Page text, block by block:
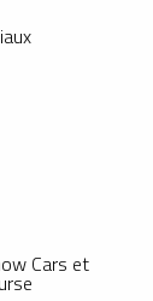
Cars et